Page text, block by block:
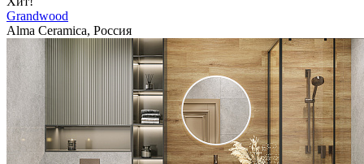
Grandwood
Alma Ceramica, Россия